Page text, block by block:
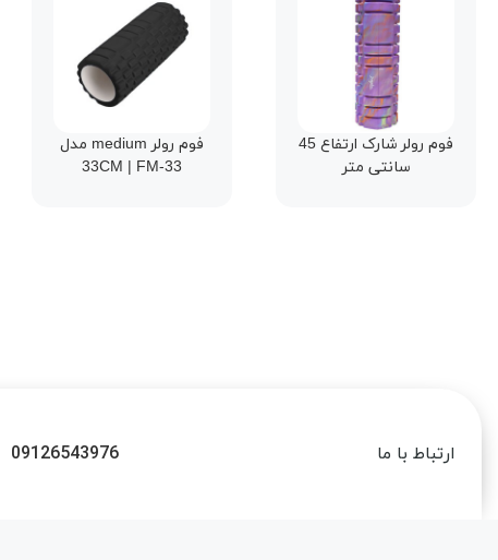
فوم رولر شارک ارتفاع 45
سانتی متر
فوم رولر medium مدل
33CM | FM-33
ارتباط با ما 09126543976